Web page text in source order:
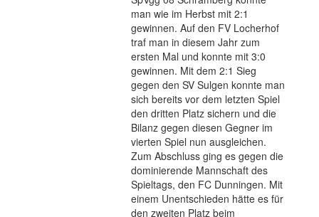
man wie im Herbst mit 2:1
gewinnen. Auf den FV Locherhof
traf man in diesem Jahr zum
ersten Mal und konnte mit 3:0
gewinnen. Mit dem 2:1 Sieg
gegen den SV Sulgen konnte man
sich bereits vor dem letzten Spiel
den dritten Platz sichern und die
Bilanz gegen diesen Gegner im
vierten Spiel nun ausgleichen.
Zum Abschluss ging es gegen die
dominierende Mannschaft des
Spieltags, den FC Dunningen. Mit
einem Unentschieden hätte es für
den zweiten Platz beim